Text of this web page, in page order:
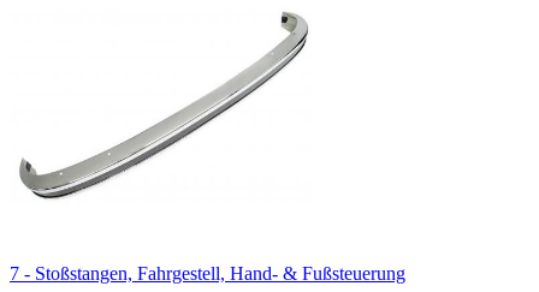
7 - Stoßstangen, Fahrgestell, Hand- & Fußsteuerung